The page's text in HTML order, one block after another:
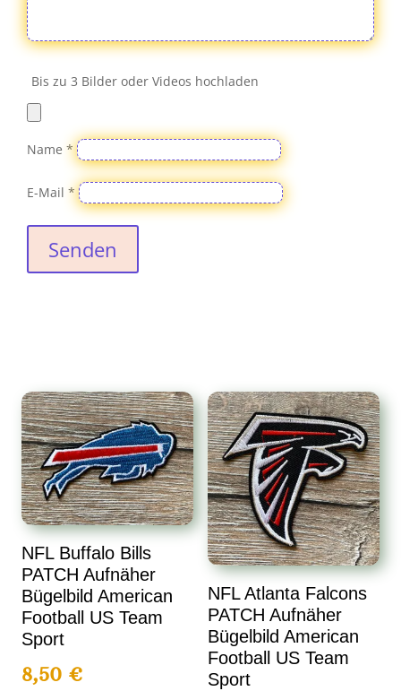
Bis zu 3 Bilder oder Videos hochladen
Name*
E-Mail*
Senden
NFL Buffalo Bills
PATCH Aufnäher
Bügelbild American
Football US Team
Sport
8,50€
NFL Atlanta Falcons
PATCH Aufnäher
Bügelbild American
Football US Team
Sport